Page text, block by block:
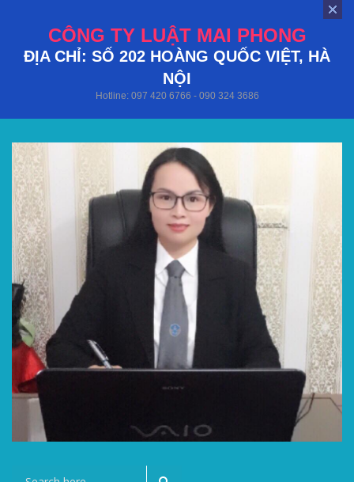
CÔNG TY LUẬT MAI PHONG
ĐỊA CHỈ: SỐ 202 HOÀNG QUỐC VIỆT, HÀ
NỘI
Hotline: 097 420 6766 - 090 324 3686